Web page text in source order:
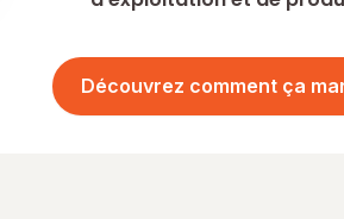
Découvrez comment ça